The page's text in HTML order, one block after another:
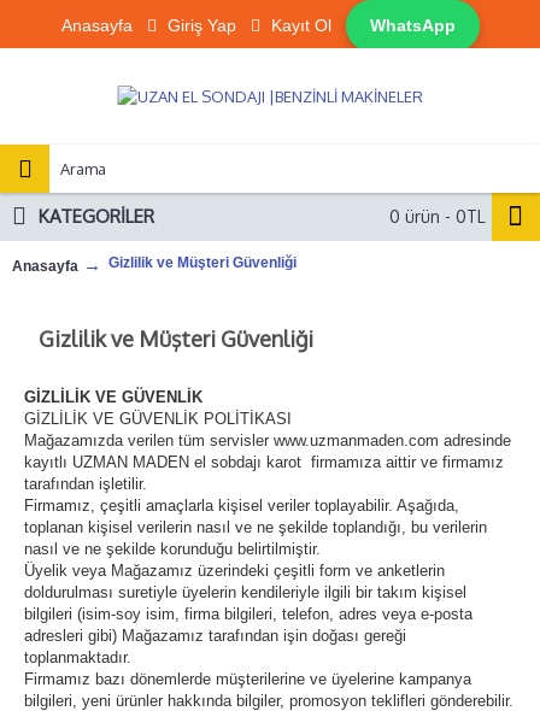
Anasayfa Giriş Yap Kayıt Ol WhatsApp
0 ürün - 0TL
KATEGORILER
Anasayfa Gizlilik ve Müşteri Güvenliği
Gizlilik ve Müşteri Güvenliği
GİZLİLİK VE GÜVENLİK
GİZLİLİK VE GÜVENLİK POLİTİKASI
Mağazamızda verilen tüm servisler www.uzmanmaden.com adresinde
kayıtlı UZMAN MADEN el sobdajı karot firmamıza aittir ve firmamız
tarafından işletilir.
Firmamız, çeşitli amaçlarla kişisel veriler toplayabilir. Aşağıda,
toplanan kişisel verilerin nasıl ve ne şekilde toplandığı, bu verilerin
nasıl ve ne şekilde korunduğu belirtilmiştir.
Üyelik veya Mağazamız üzerindeki çeşitli form ve anketlerin
doldurulması suretiyle üyelerin kendileriyle ilgili bir takım kişisel
bilgileri (isim-soy isim, firma bilgileri, telefon, adres veya e-posta
adresleri gibi) Mağazamız tarafından işin doğası gereği
toplanmaktadır.
Firmamız bazı dönemlerde müşterilerine ve üyelerine kampanya
bilgileri, yeni ürünler hakkında bilgiler, promosyon teklifleri gönderebilir.